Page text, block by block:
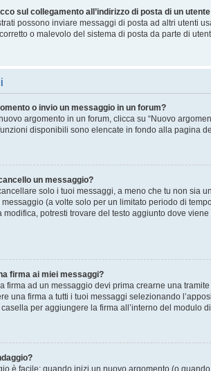
sul collegamento all’indirizzo di posta di un
possono inviare messaggi di posta ad altri utenti
o malevolo del sistema di posta da parte di
o invio un messaggio in un forum?
argomento in un forum, clicca su “Nuovo
disponibili sono elencate in fondo alla pagina
un messaggio?
solo i tuoi messaggi, a meno che tu non sia
messaggio (a volte solo per un limitato periodo di
modifica, potresti trovare del testo aggiunto dove
firma ai miei messaggi?
firma ad un messaggio devi prima crearne una
una firma a tutti i tuoi messaggi selezionando
per aggiungere la firma all’interno del modulo
è facile: quando inizi un nuovo argomento (o